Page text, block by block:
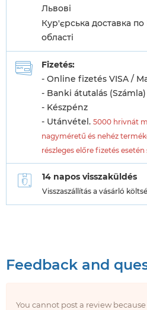
Львові
Кур'єрська доставка по
області
Fizetés:
- Online fizetés VISA /
- Banki átutalás (Számla)
- Készpénz
- Utánvétel. 5000 hrivnát
nagyméretű és nehéz
részleges előre fizetés
14 napos visszaküldés
Visszaszállítás a vásárló
Feedback and
You cannot post a review because